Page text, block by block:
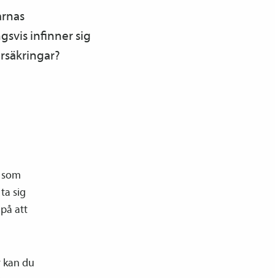
infinner sig
sig
att
kan du